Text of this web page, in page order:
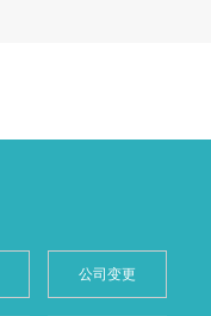
公司变更